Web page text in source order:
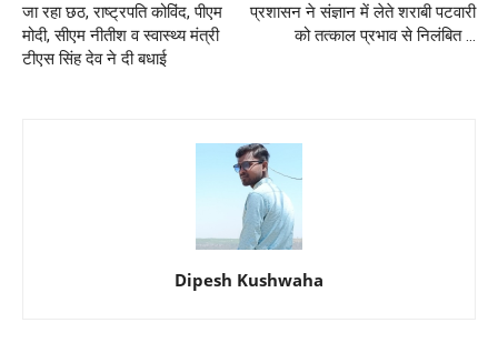
जा रहा छठ, राष्‍ट्रपति कोविंद, पीएम
मोदी, सीएम नीतीश व स्वास्थ्य मंत्री
टीएस सिंह देव ने दी बधाई
प्रशासन ने संज्ञान में लेते शराबी पटवारी
को तत्काल प्रभाव से निलंबित ...
Dipesh Kushwaha